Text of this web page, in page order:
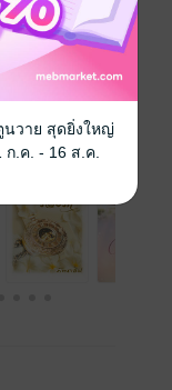
(≈ 71,180 คำ)
(ประหยัด 44%)
นวาย สุดยิ่งใหญ่
.ค. - 16 ส.ค.